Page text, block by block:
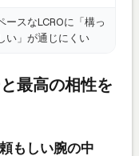
ースなLCROに「構っ
い」が通じにくい
最高の相性を
もしい腕の中